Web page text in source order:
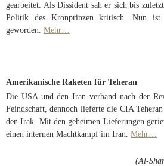
gearbeitet. Als Dissident sah er sich bis
Politik des Kronprinzen kritisch. Nun ist
geworden. Mehr…
Amerikanische Raketen für Teheran
Die USA und den Iran verband nach der
Feindschaft, dennoch lieferte die CIA
den Irak. Mit den geheimen Lieferungen
einen internen Machtkampf im Iran. Mehr…
(Al-